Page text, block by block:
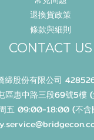
退換貨政策
條款與細則
CONTACT US
締股份有限公司
區惠中路三段69號5樓
五 09:00-18:00 (不含